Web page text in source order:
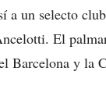
a un selecto
El
Barcelona y la